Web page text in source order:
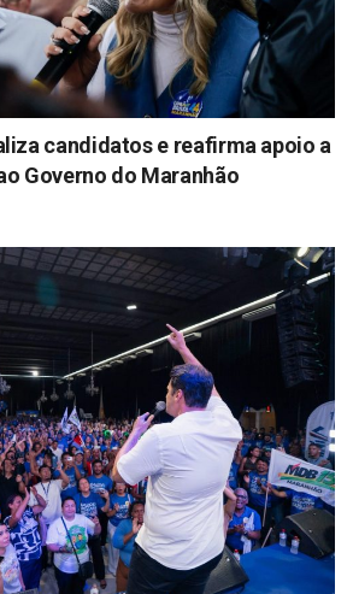
candidatos e reafirma apoio a
Governo do Maranhão